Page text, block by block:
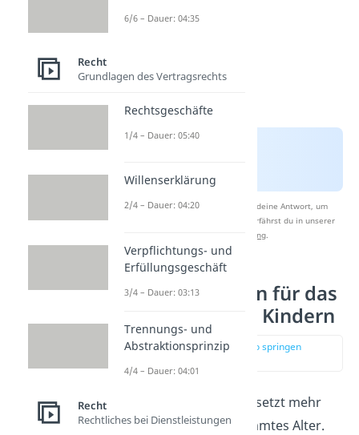
Nach Beantwortung speichern wir deine Antwort, um
Studyflix zu verbessern. Mehr dazu erfährst du in unserer
Datenschutzerklärung.
Voraussetzungen für das
Alleinlassen von Kindern
zur Stelle im Video springen
Ein Kind allein zu lassen, setzt mehr
voraus als nur ein bestimmtes Alter.
6/6 – Dauer: 04:35
Recht
Grundlagen des Vertragsrechts
Rechtsgeschäfte
1/4 – Dauer: 05:40
Willenserklärung
2/4 – Dauer: 04:20
Verpflichtungs- und
Erfüllungsgeschäft
3/4 – Dauer: 03:13
Trennungs- und
Abstraktionsprinzip
4/4 – Dauer: 04:01
Recht
Rechtliches bei Dienstleistungen